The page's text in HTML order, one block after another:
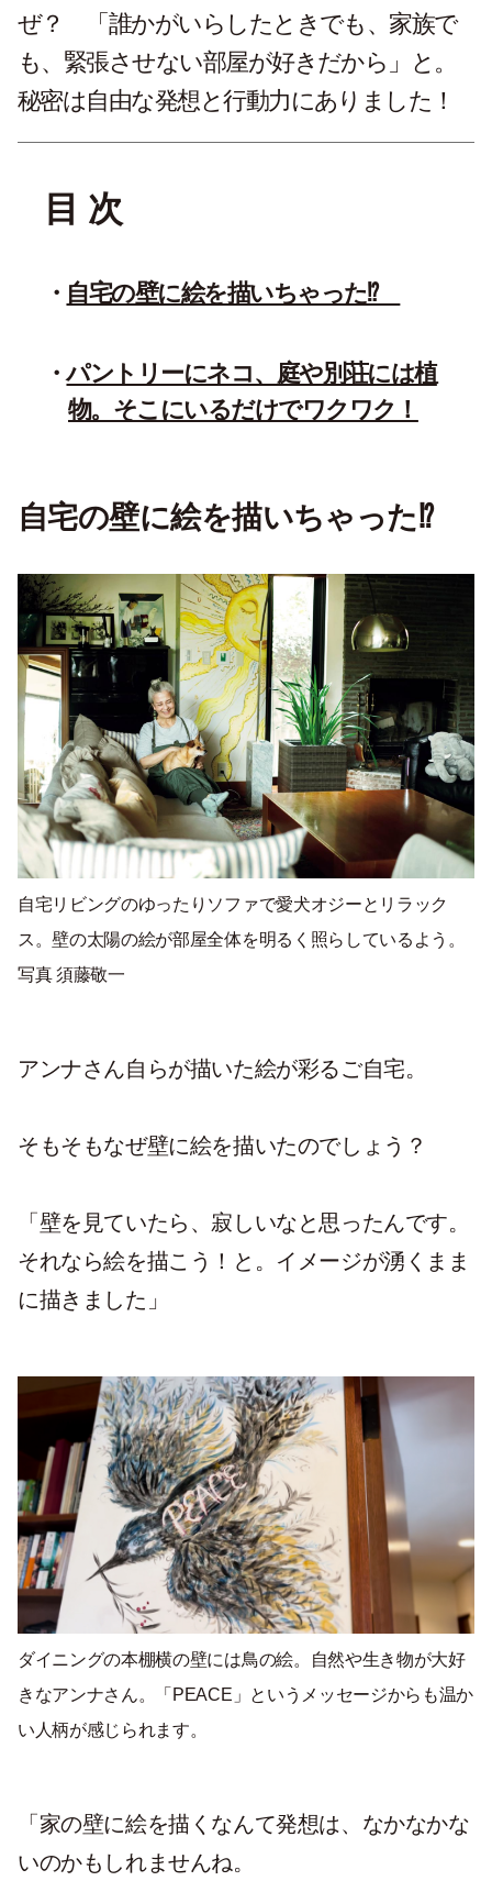
ぜ？ 「誰かがいらしたときでも、家族で
も、緊張させない部屋が好きだから」と。
秘密は自由な発想と行動力にありました！
目 次
自宅の壁に絵を描いちゃった⁉
パントリーにネコ、庭や別荘には植
物。そこにいるだけでワクワク！
自宅の壁に絵を描いちゃった⁉
自宅リビングのゆったりソファで愛犬オジーとリラック
ス。壁の太陽の絵が部屋全体を明るく照らしているよう。
写真 須藤敬一
アンナさん自らが描いた絵が彩るご自宅。
そもそもなぜ壁に絵を描いたのでしょう？
「壁を見ていたら、寂しいなと思ったんです。
それなら絵を描こう！と。イメージが湧くまま
に描きました」
ダイニングの本棚横の壁には鳥の絵。自然や生き物が大好
きなアンナさん。「 PEACE 」というメッセージからも温か
い人柄が感じられます。
「家の壁に絵を描くなんて発想は、なかなかな
いのかもしれませんね。